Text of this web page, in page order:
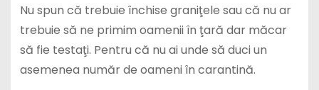
Nu spun că trebuie închise graniţele sau că nu ar
trebuie să ne primim oamenii în ţară dar măcar
să fie testaţi. Pentru că nu ai unde să duci un
asemenea număr de oameni în carantină.